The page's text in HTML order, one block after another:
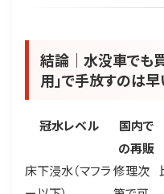
結論｜水没車でも買
用」で手放すのは
冠水レベル
国内で
の再販
床下浸水（マフラ修理次